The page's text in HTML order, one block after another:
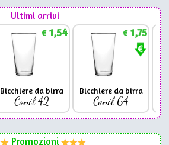
Ultimi arrivi
€1,54
Bicchiere da birra
Conil 42
€1,75
Bicchiere da birra
Conil 64
Promozioni